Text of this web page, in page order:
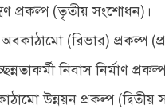
প্রকল্প (তৃতীয় সংশোধন)।
(রিভার) প্রকল্প
নিবাস নির্মাণ
উন্নয়ন প্রকল্প